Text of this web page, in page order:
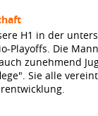
H1 in der
Playoffs. Die
zunehmend
Sie alle